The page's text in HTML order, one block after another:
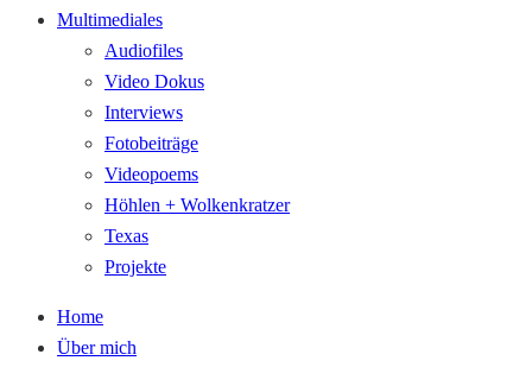
Multimediales
Audiofiles
Video Dokus
Interviews
Fotobeiträge
Videopoems
Höhlen + Wolkenkratzer
Texas
Projekte
Home
Über mich